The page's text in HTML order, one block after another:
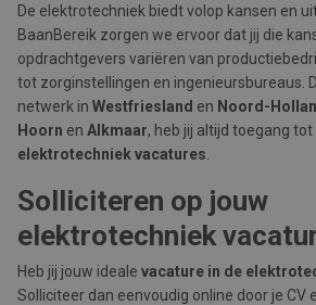
De elektrotechniek biedt volop kansen en
BaanBereik zorgen we ervoor dat jij die
opdrachtgevers variëren van
tot zorginstellingen en ingenieursbureaus.
netwerk in Westfriesland en Noord-
Hoorn en Alkmaar, heb jij altijd toegang
elektrotechniek vacatures
Solliciteren op jouw
elektrotechniek
Heb jij jouw ideale vacature in de
Solliciteer dan eenvoudig online door je CV